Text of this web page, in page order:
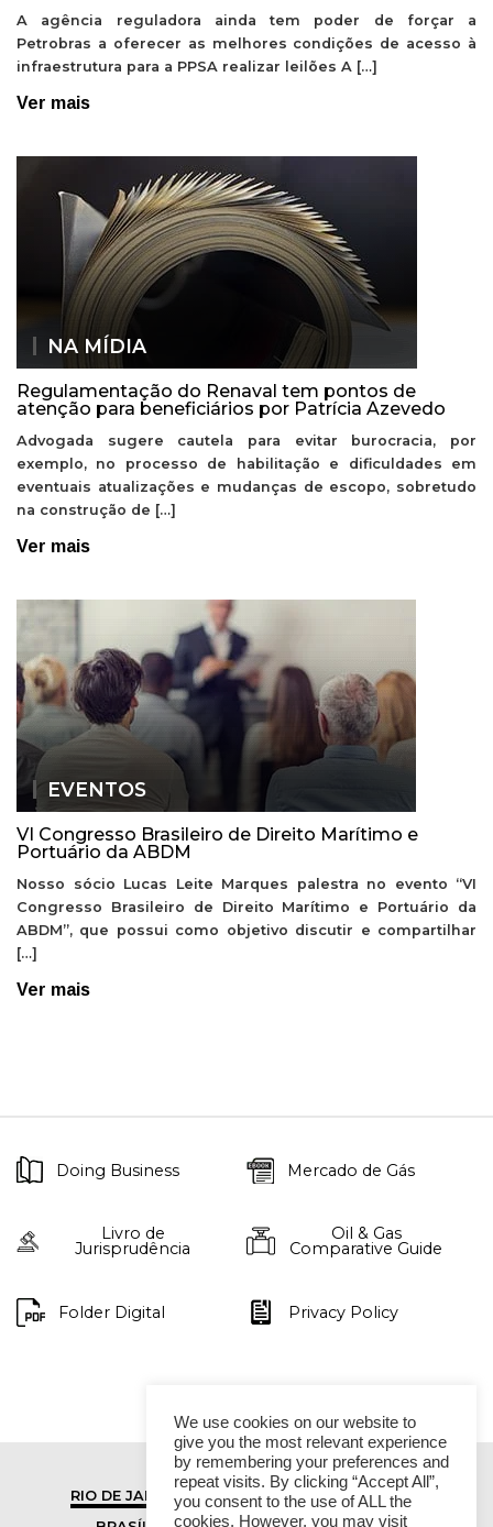
A agência reguladora ainda tem poder de forçar a
Petrobras a oferecer as melhores condições de acesso à
infraestrutura para a PPSA realizar leilões A […]
Ver mais
NA MÍDIA
Regulamentação do Renaval tem pontos de
atenção para beneficiários por Patrícia Azevedo
Advogada sugere cautela para evitar burocracia, por
exemplo, no processo de habilitação e dificuldades em
eventuais atualizações e mudanças de escopo, sobretudo
na construção de […]
Ver mais
EVENTOS
VI Congresso Brasileiro de Direito Marítimo e
Portuário da ABDM
Nosso sócio Lucas Leite Marques palestra no evento “VI
Congresso Brasileiro de Direito Marítimo e Portuário da
ABDM”, que possui como objetivo discutir e compartilhar
[…]
Ver mais
Doing Business Mercado de Gás
Livro de
Jurisprudência
Oil & Gas
Comparative Guide
Folder Digital Privacy Policy
RIO DE JANEIRO
SÃO PAULO
We use cookies on our website to
give you the most relevant experience
by remembering your preferences and
repeat visits. By clicking “Accept All”,
you consent to the use of ALL the
cookies. However, you may visit